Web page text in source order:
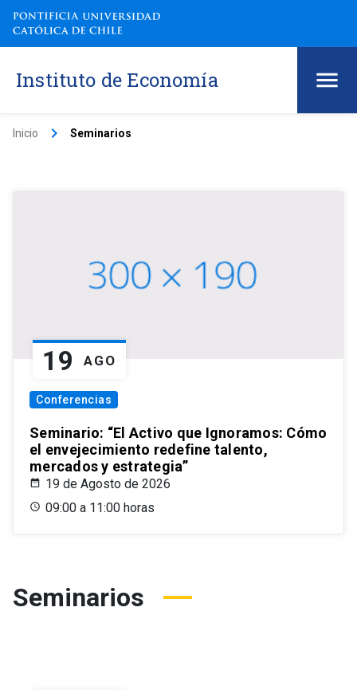
Instituto de Economía
Inicio keyboard_arrow_right Seminarios
19 AGO
Conferencias
Seminario: “El Activo que Ignoramos: Cómo
el envejecimiento redefine talento,
mercados y estrategia”
19 de Agosto de 2026
09:00 a 11:00 horas
Seminarios